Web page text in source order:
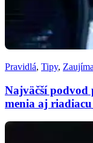
Pravidlá, Tipy,
Najväčší
menia aj